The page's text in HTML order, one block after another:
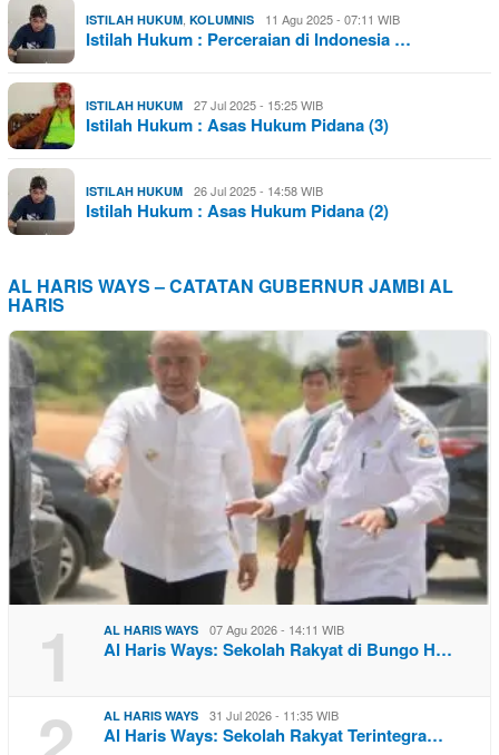
ISTILAH HUKUM, KOLUMNIS 11 Agu 2025 - 07:11 WIB
Istilah Hukum : Perceraian di Indonesia …
ISTILAH HUKUM 27 Jul 2025 - 15:25 WIB
Istilah Hukum : Asas Hukum Pidana (3)
ISTILAH HUKUM 26 Jul 2025 - 14:58 WIB
Istilah Hukum : Asas Hukum Pidana (2)
AL HARIS WAYS – CATATAN GUBERNUR JAMBI AL
HARIS
1 AL HARIS WAYS 07 Agu 2026 - 14:11 WIB
Al Haris Ways: Sekolah Rakyat di Bungo H…
AL HARIS WAYS 31 Jul 2026 - 11:35 WIB
Al Haris Ways: Sekolah Rakyat Terintegra…